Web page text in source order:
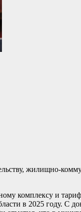
жилищно-
комплексу и
в 2025 году. С